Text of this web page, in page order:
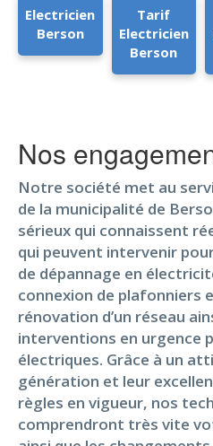
Electricien
Berson
Tarif
Electricien
Berson
Nos
Notre société met au
de la municipalité de
sérieux qui connaissent
qui peuvent intervenir
de dépannage en
connexion de plafonniers
rénovation d’un réseau
interventions en urgence
électriques. Grâce à un
génération et leur
règles en vigueur, nos
comprendront très vite